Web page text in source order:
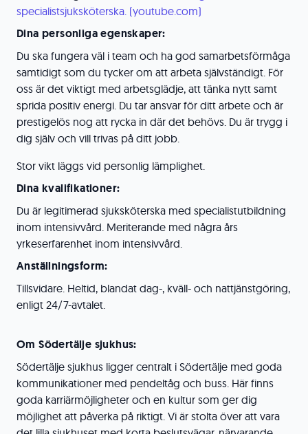
specialistsjuksköterska. (youtube.com)
Dina personliga egenskaper:
Du ska fungera väl i team och ha god samarbetsförmåga
samtidigt som du tycker om att arbeta självständigt. För
oss är det viktigt med arbetsglädje, att tänka nytt samt
sprida positiv energi. Du tar ansvar för ditt arbete och är
prestigelös nog att rycka in där det behövs. Du är trygg i
dig själv och vill trivas på ditt jobb.
Stor vikt läggs vid personlig lämplighet.
Dina kvalifikationer:
Du är legitimerad sjuksköterska med specialistutbildning
inom intensivvård. Meriterande med några års
yrkeserfarenhet inom intensivvård.
Anställningsform:
Tillsvidare. Heltid, blandat dag-, kväll- och nattjänstgöring,
enligt 24/7-avtalet.
Om Södertälje sjukhus:
Södertälje sjukhus ligger centralt i Södertälje med goda
kommunikationer med pendeltåg och buss. Här finns
goda karriärmöjligheter och en kultur som ger dig
möjlighet att påverka på riktigt. Vi är stolta över att vara